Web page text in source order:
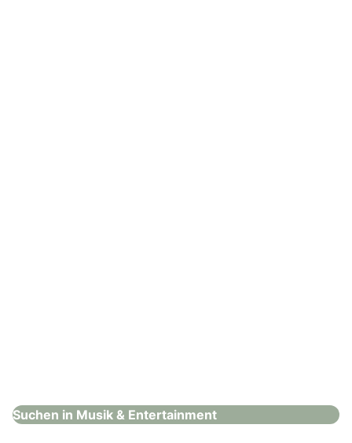
Suchen in Musik & Entertainment